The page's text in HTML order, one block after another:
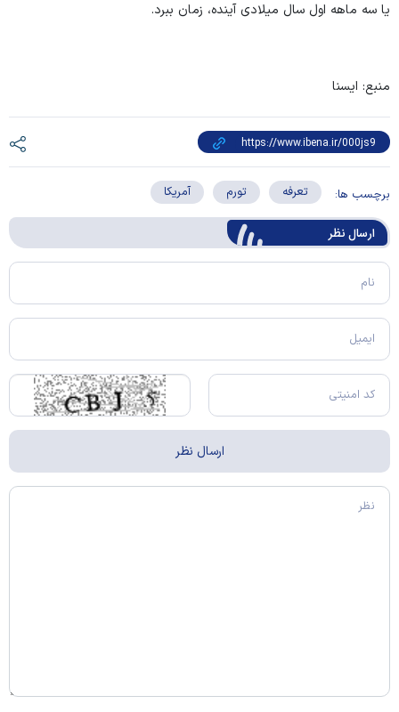
یا سه ماهه اول سال میلادی آینده، زمان ببرد.
منبع: ایسنا
برچسب ها: تعرفه تورم آمریکا
ارسال‌ نظر